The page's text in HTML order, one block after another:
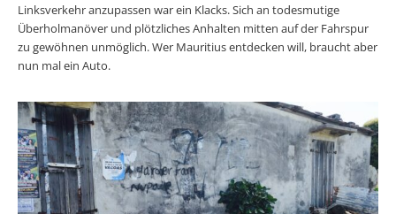
Linksverkehr anzupassen war ein Klacks. Sich an todesmutige
Überholmanöver und plötzliches Anhalten mitten auf der Fahrspur
zu gewöhnen unmöglich. Wer Mauritius entdecken will, braucht aber
nun mal ein Auto.